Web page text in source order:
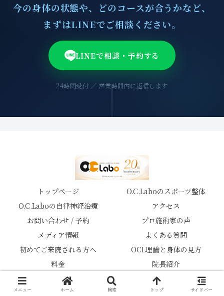
今の身体の状態や、どのコースが合うかなど、
まずはLINEでご相談ください。
LINEで相談・予約する
24時間受付 ／ 営業時間内に返信します
トップページ
O.C.Laboのスポーツ整体
O.C.Laboの自律神経治療
アクセス
お問い合わせ / 予約
プロ施術家の声
メディア情報
よくある質問
初めてご来院される方へ
OCL理論と身体の見方
料金
院長紹介
© 2026 スポーツ鍼灸整体院 O.C.Labo.
メニュー ホーム 検索 トップ サイドバー